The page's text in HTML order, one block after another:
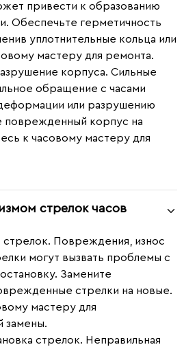
привести к образованию
Обеспечьте герметичность
уплотнительные кольца или
мастеру для ремонта.
корпуса. Сильные
обращение с часами
или разрушению
поврежденный корпус на
к часовому мастеру для
стрелок часов
стрелок. Повреждения, износ
могут вызвать проблемы с
Замените
стрелки на новые.
мастеру для
замены.
стрелок. Неправильная